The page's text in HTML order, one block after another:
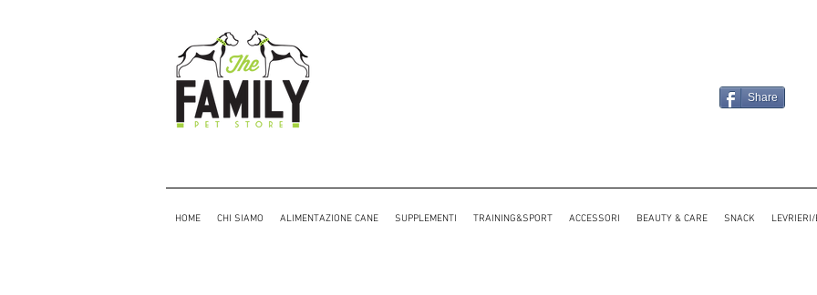
Share
HOME CHI SIAMO ALIMENTAZIONE CANE SUPPLEMENTI TRAINING&SPORT ACCESSORI BEAUTY & CARE SNACK